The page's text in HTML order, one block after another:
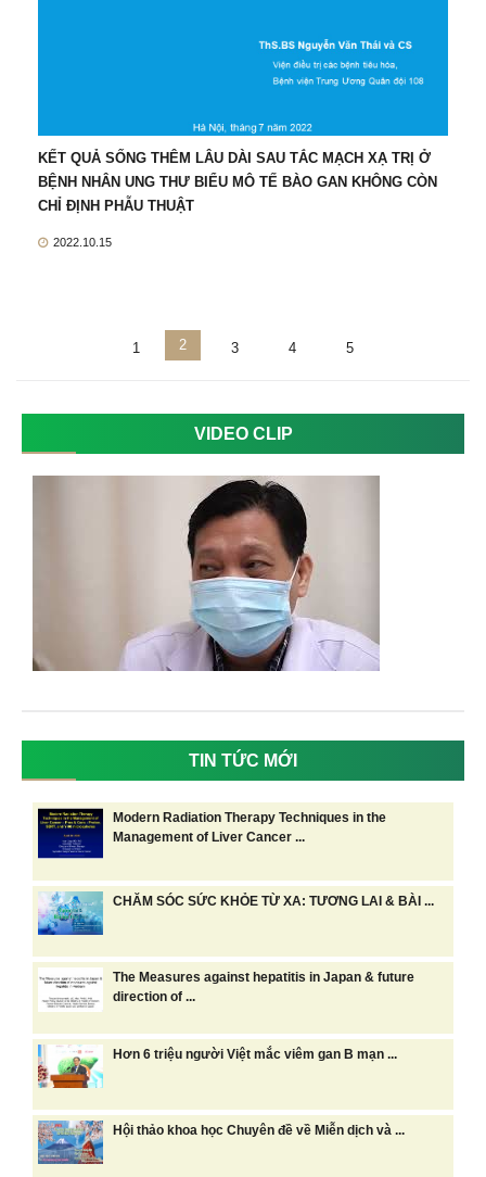
KẾT QUẢ SỐNG THÊM LÂU DÀI SAU TẮC MẠCH XẠ TRỊ Ở
BỆNH NHÂN UNG THƯ BIỂU MÔ TẾ BÀO GAN KHÔNG CÒN
CHỈ ĐỊNH PHẪU THUẬT
2022.10.15
1 2 3 4 5
VIDEO CLIP
TIN TỨC MỚI
Modern Radiation Therapy Techniques in the
Management of Liver Cancer ...
CHĂM SÓC SỨC KHỎE TỪ XA: TƯƠNG LAI & BÀI ...
The Measures against hepatitis in Japan & future
direction of ...
Hơn 6 triệu người Việt mắc viêm gan B mạn ...
Hội thảo khoa học Chuyên đề về Miễn dịch và ...